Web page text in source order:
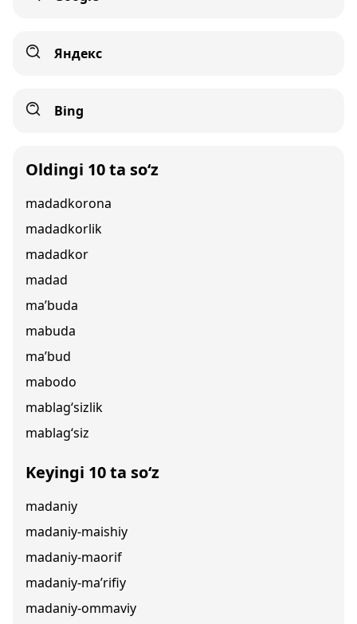
Яндекс
Bing
Oldingi 10 ta so‘z
madadkorona
madadkorlik
madadkor
madad
ma’buda
mabuda
ma’bud
mabodo
mablag‘sizlik
mablag‘siz
Keyingi 10 ta so‘z
madaniy
madaniy-maishiy
madaniy-maorif
madaniy-ma’rifiy
madaniy-ommaviy